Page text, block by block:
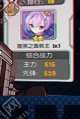
角色
查看